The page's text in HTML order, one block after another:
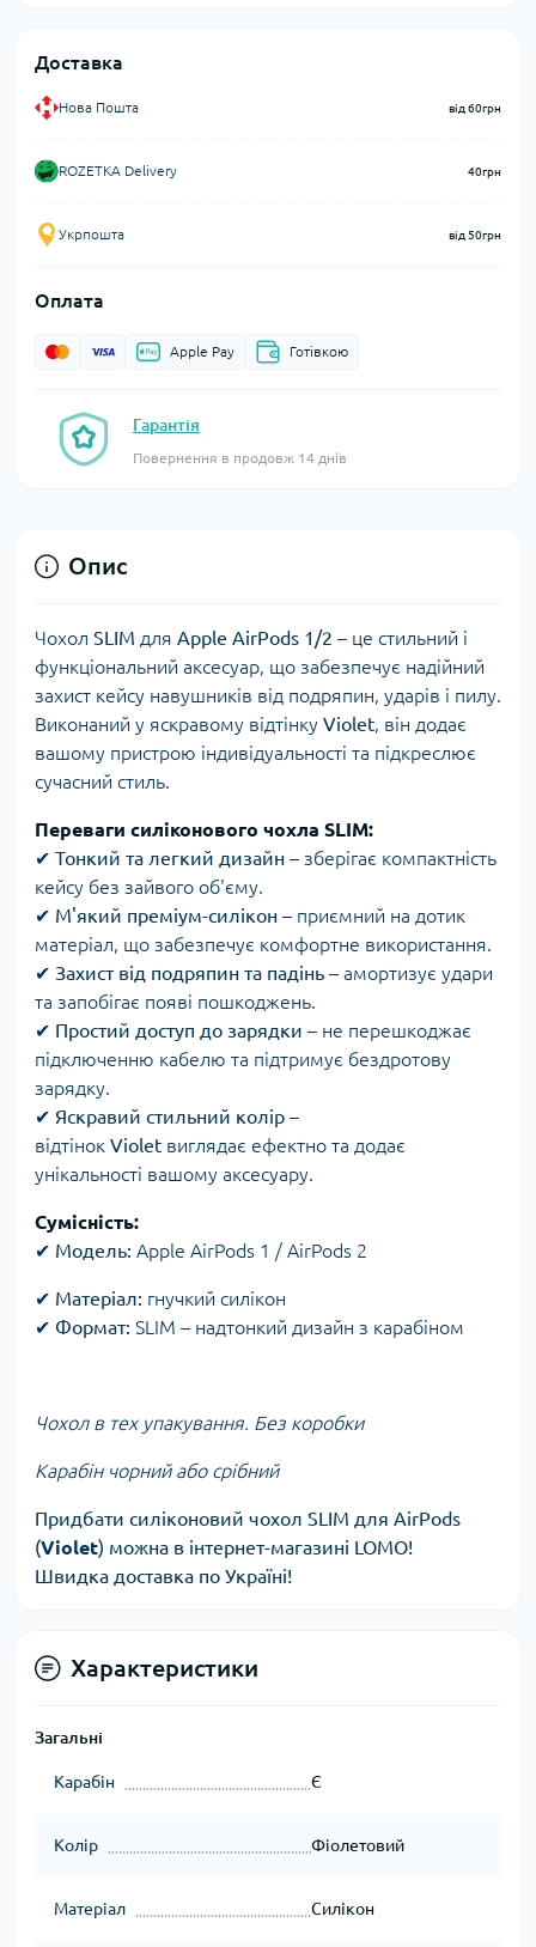
Доставка
Нова Пошта від 60грн
ROZETKA Delivery 40грн
Укрпошта від 50грн
Оплата
Apple Pay Готівкою
Гарантія
Повернення в продовж 14 днів
Опис
Чохол SLIM для Apple AirPods 1/2 – це стильний і
функціональний аксесуар, що забезпечує надійний
захист кейсу навушників від подряпин, ударів і пилу.
Виконаний у яскравому відтінку Violet, він додає
вашому пристрою індивідуальності та підкреслює
сучасний стиль.
Переваги силіконового чохла SLIM:
✔ Тонкий та легкий дизайн – зберігає компактність
кейсу без зайвого об'єму.
✔ М'який преміум-силікон – приємний на дотик
матеріал, що забезпечує комфортне використання.
✔ Захист від подряпин та падінь – амортизує удари
та запобігає появі пошкоджень.
✔ Простий доступ до зарядки – не перешкоджає
підключенню кабелю та підтримує бездротову
зарядку.
✔ Яскравий стильний колір –
відтінок Violet виглядає ефектно та додає
унікальності вашому аксесуару.
Сумісність:
✔ Модель: Apple AirPods 1 / AirPods 2
✔ Матеріал: гнучкий силікон
✔ Формат: SLIM – надтонкий дизайн з карабіном
Чохол в тех упакування. Без коробки
Карабін чорний або срібний
Придбати силіконовий чохол SLIM для AirPods
(Violet) можна в інтернет-магазині LOMO!
Швидка доставка по Україні!
Характеристики
Загальні
Карабін Є
Колір Фіолетовий
Матеріал Силікон